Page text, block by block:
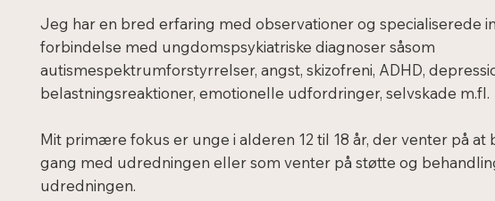
Jeg har en bred erfaring med observationer og specialiserede
forbindelse med ungdomspsykiatriske diagnoser såsom
autismespektrumforstyrrelser, angst, skizofreni, ADHD,
belastningsreaktioner, emotionelle udfordringer, selvskade m.fl.
Mit primære fokus er unge i alderen 12 til 18 år, der venter på at
gang med udredningen eller som venter på støtte og
udredningen.